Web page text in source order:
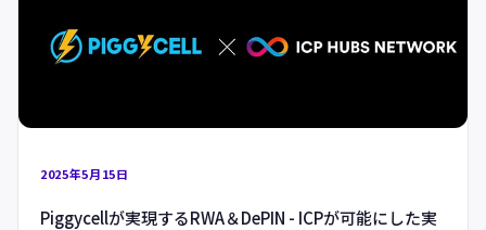
2025年5月15日
Piggycellが実現するRWA＆DePIN - ICPが可能にした実